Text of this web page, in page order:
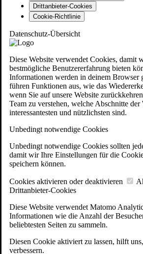
Drittanbieter-Cookies
Cookie-Richtlinie
Datenschutz-Übersicht
Diese Website verwendet Cookies, damit
bestmögliche Benutzererfahrung bieten
Informationen werden in deinem Browser
führen Funktionen aus, wie das
wenn Sie auf unsere Website
Team zu verstehen, welche Abschnitte der
interessantesten und nützlichsten sind.
Unbedingt notwendige Cookies
Unbedingt notwendige Cookies sollten
damit wir Ihre Einstellungen für die
speichern können.
Cookies aktivieren oder deaktivieren
Drittanbieter-Cookies
Diese Website verwendet Matomo
Informationen wie die Anzahl der
beliebtesten Seiten zu sammeln.
Diesen Cookie aktiviert zu lassen, hilft
verbessern.